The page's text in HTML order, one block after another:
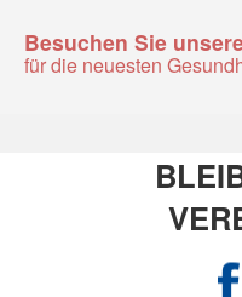
Besuchen Sie
für die neuesten